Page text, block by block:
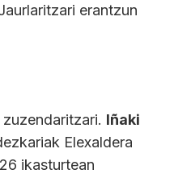
erantzun
Iñaki
Elexaldera
ikasturtean